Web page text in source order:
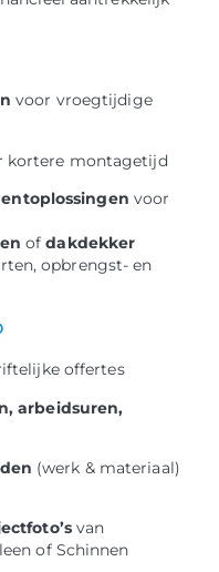
voor vroegtijdige
kortere montagetijd
voor
ofdakdekker
opbrengst- en
offertes
arbeidsuren,
(werk & materiaal)
van
of Schinnen